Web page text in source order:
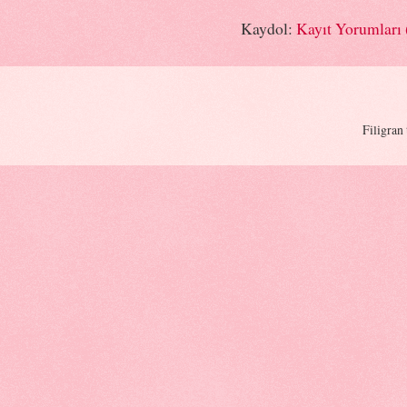
Kaydol: Kayıt
Filigran